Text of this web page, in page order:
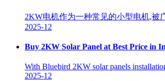
2KW电机作为一种常见的小型电机,
2025-12
Buy 2KW Solar Panel at Best Price in
With Bluebird 2KW solar panels
2025-12